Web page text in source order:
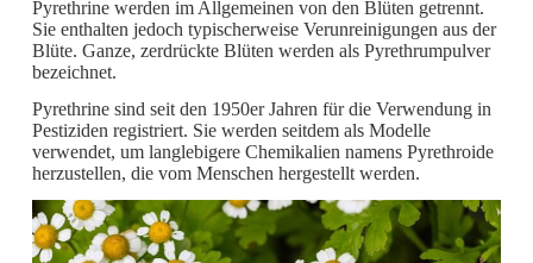
Pyrethrine werden im Allgemeinen von den Blüten getrennt.
Sie enthalten jedoch typischerweise Verunreinigungen aus der
Blüte. Ganze, zerdrückte Blüten werden als Pyrethrumpulver
bezeichnet.
Pyrethrine sind seit den 1950er Jahren für die Verwendung in
Pestiziden registriert. Sie werden seitdem als Modelle
verwendet, um langlebigere Chemikalien namens Pyrethroide
herzustellen, die vom Menschen hergestellt werden.